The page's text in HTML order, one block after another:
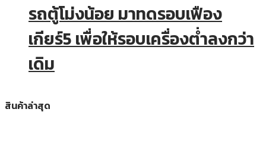
รถตู้โม่งน้อย มาทดรอบเฟือง
เกียร์5 เพื่อให้รอบเครื่องต่ำลงกว่า
เดิม
สินค้าล่าสุด